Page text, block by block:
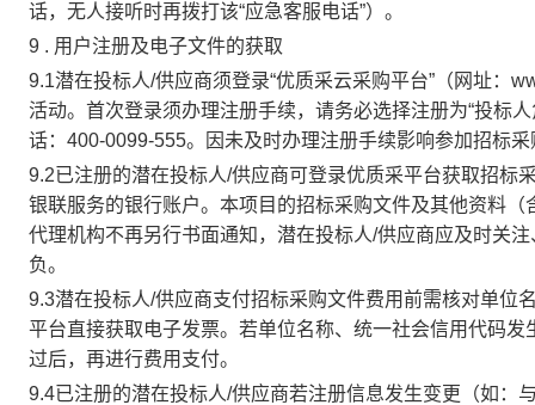
话，无人接听时再拨打该“应急客服电话”）。
9 . 用户注册及电子文件的获取
9.1潜在投标人/供应商须登录“优质采云采购平台” （网址：
活动。 首次登录须办理注册手续，请务必选择注册为“投标
话： 400-0099-555。因未及时办理注册手续影响参加招标
9.2已注册的潜在投标人/供应商可登录优质采平台获取招标
银联服务的银行账户。本项目的招标采购文件及其他资料
代理机构不再另行书面通知，潜在投标人/供应商应及时关
负。
9.3潜在投标人/供应商支付招标采购文件费用前需核对单位
平台直接获取电子发票。若单位名称、统一社会信用代码
过后，再进行费用支付。
9.4已注册的潜在投标人/供应商若注册信息发生变更（如：